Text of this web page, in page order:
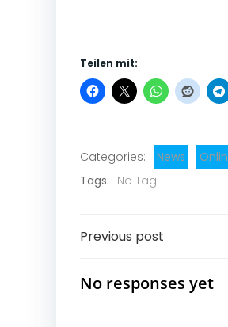
Teilen mit:
Categories: News
Tags: No Tag
Post
navigation
Previous post
No responses yet